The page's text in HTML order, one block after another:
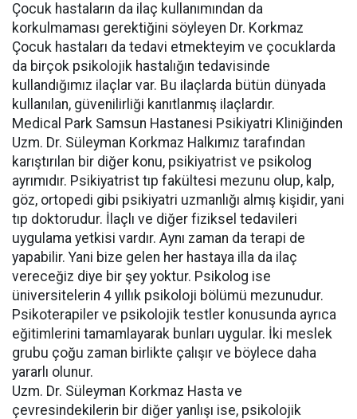
Çocuk hastaların da ilaç kullanımından da
korkulmaması gerektiğini söyleyen Dr. Korkmaz
Çocuk hastaları da tedavi etmekteyim ve çocuklarda
da birçok psikolojik hastalığın tedavisinde
kullandığımız ilaçlar var. Bu ilaçlarda bütün dünyada
kullanılan, güvenilirliği kanıtlanmış ilaçlardır.
Medical Park Samsun Hastanesi Psikiyatri Kliniğinden
Uzm. Dr. Süleyman Korkmaz Halkımız tarafından
karıştırılan bir diğer konu, psikiyatrist ve psikolog
ayrımıdır. Psikiyatrist tıp fakültesi mezunu olup, kalp,
göz, ortopedi gibi psikiyatri uzmanlığı almış kişidir, yani
tıp doktorudur. İlaçlı ve diğer fiziksel tedavileri
uygulama yetkisi vardır. Aynı zaman da terapi de
yapabilir. Yani bize gelen her hastaya illa da ilaç
vereceğiz diye bir şey yoktur. Psikolog ise
üniversitelerin 4 yıllık psikoloji bölümü mezunudur.
Psikoterapiler ve psikolojik testler konusunda ayrıca
eğitimlerini tamamlayarak bunları uygular. İki meslek
grubu çoğu zaman birlikte çalışır ve böylece daha
yararlı olunur.
Uzm. Dr. Süleyman Korkmaz Hasta ve
çevresindekilerin bir diğer yanlışı ise, psikolojik